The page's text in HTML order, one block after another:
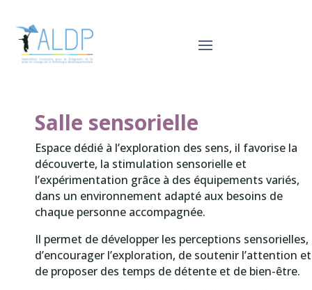
Salle sensorielle
Espace dédié à l’exploration des sens, il favorise la
découverte, la stimulation sensorielle et
l’expérimentation grâce à des équipements variés,
dans un environnement adapté aux besoins de
chaque personne accompagnée.
Il permet de développer les perceptions sensorielles,
d’encourager l’exploration, de soutenir l’attention et
de proposer des temps de détente et de bien-être.